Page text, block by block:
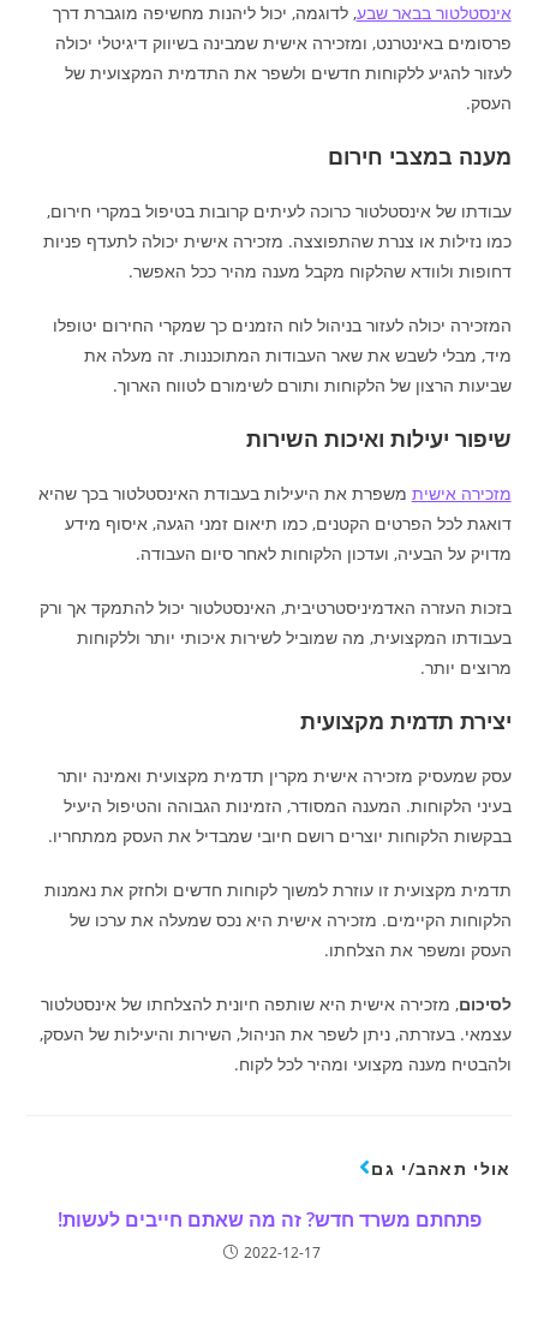
אינסטלטור בבאר שבע, לדוגמה, יכול ליהנות מחשיפה מוגברת דרך
פרסומים באינטרנט, ומזכירה אישית שמבינה בשיווק דיגיטלי יכולה
לעזור להגיע ללקוחות חדשים ולשפר את התדמית המקצועית של
העסק.
מענה במצבי חירום
עבודתו של אינסטלטור כרוכה לעיתים קרובות בטיפול במקרי חירום,
כמו נזילות או צנרת שהתפוצצה. מזכירה אישית יכולה לתעדף פניות
דחופות ולוודא שהלקוח מקבל מענה מהיר ככל האפשר.
המזכירה יכולה לעזור בניהול לוח הזמנים כך שמקרי החירום יטופלו
מיד, מבלי לשבש את שאר העבודות המתוכננות. זה מעלה את
שביעות הרצון של הלקוחות ותורם לשימורם לטווח הארוך.
שיפור יעילות ואיכות השירות
מזכירה אישית משפרת את היעילות בעבודת האינסטלטור בכך שהיא
דואגת לכל הפרטים הקטנים, כמו תיאום זמני הגעה, איסוף מידע
מדויק על הבעיה, ועדכון הלקוחות לאחר סיום העבודה.
בזכות העזרה האדמיניסטרטיבית, האינסטלטור יכול להתמקד אך ורק
בעבודתו המקצועית, מה שמוביל לשירות איכותי יותר וללקוחות
מרוצים יותר.
יצירת תדמית מקצועית
עסק שמעסיק מזכירה אישית מקרין תדמית מקצועית ואמינה יותר
בעיני הלקוחות. המענה המסודר, הזמינות הגבוהה והטיפול היעיל
בבקשות הלקוחות יוצרים רושם חיובי שמבדיל את העסק ממתחריו.
תדמית מקצועית זו עוזרת למשוך לקוחות חדשים ולחזק את נאמנות
הלקוחות הקיימים. מזכירה אישית היא נכס שמעלה את ערכו של
העסק ומשפר את הצלחתו.
לסיכום, מזכירה אישית היא שותפה חיונית להצלחתו של אינסטלטור
עצמאי. בעזרתה, ניתן לשפר את הניהול, השירות והיעילות של העסק,
ולהבטיח מענה מקצועי ומהיר לכל לקוח.
אולי תאהב/י גם
פתחתם משרד חדש? זה מה שאתם חייבים לעשות!
2022-12-17